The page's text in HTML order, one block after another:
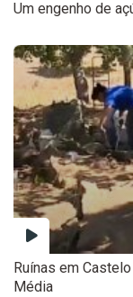
Um engenho de
Ruínas em
Média